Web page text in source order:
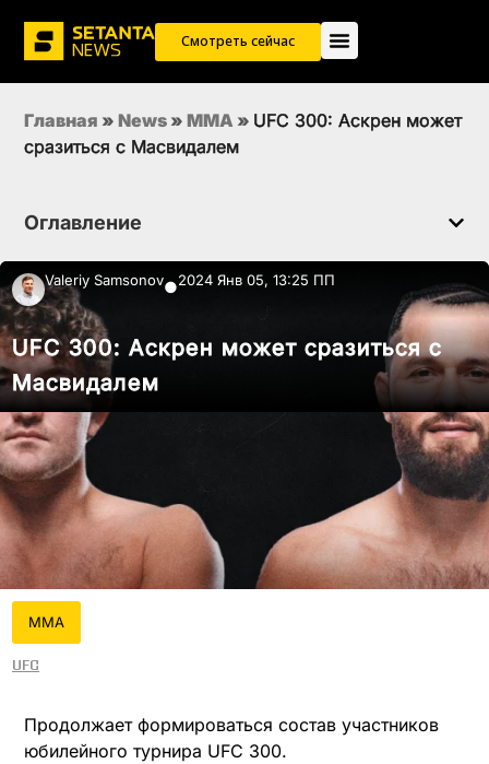
Смотреть сейчас
Главная » News » MMA » UFC 300: Аскрен может
сразиться с Масвидалем
Оглавление
Valeriy Samsonov●2024 Янв 05, 13:25 ПП
UFC 300: Аскрен может сразиться с
Масвидалем
MMA
UFC
Продолжает формироваться состав участников
юбилейного турнира UFC 300.